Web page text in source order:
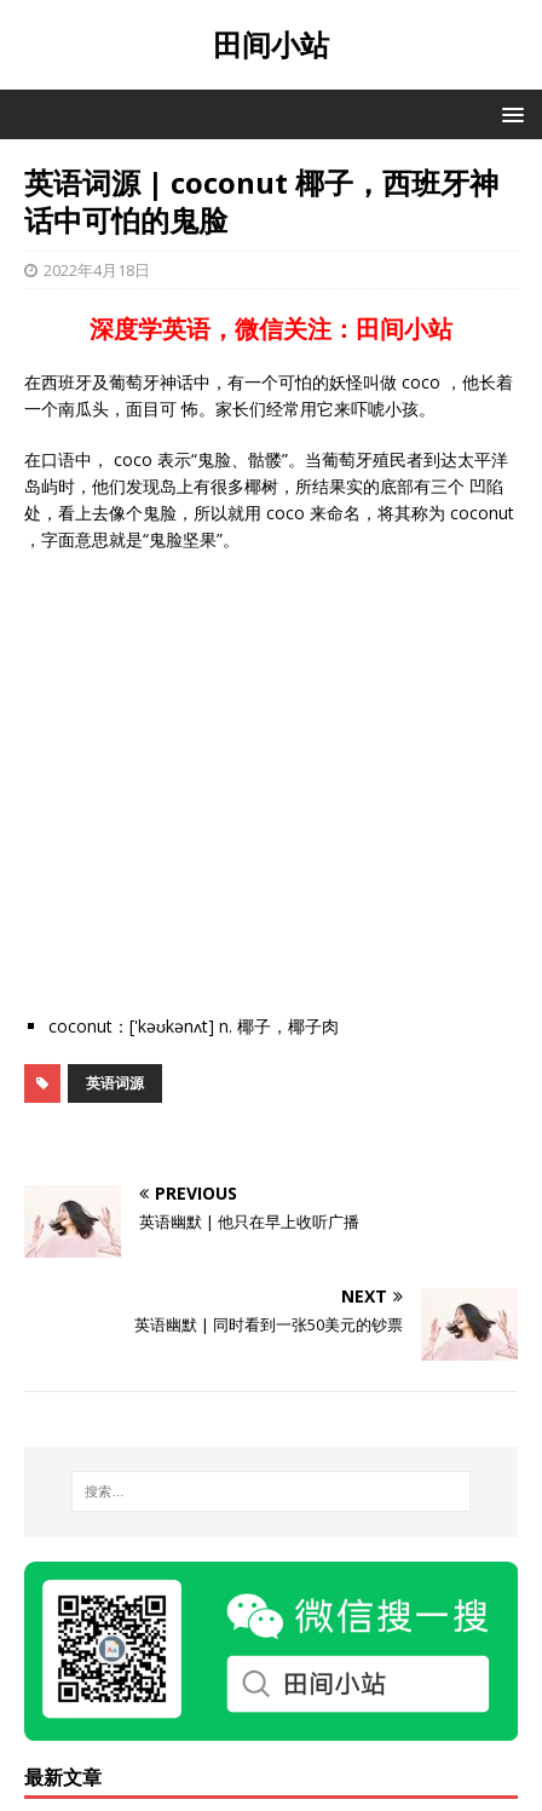
田间小站
英语词源 | coconut 椰子，西班牙神
话中可怕的鬼脸
2022年4月18日
深度学英语，微信关注：田间小站
在西班牙及葡萄牙神话中，有一个可怕的妖怪叫做 coco ，他长着
一个南瓜头，面目可 怖。家长们经常用它来吓唬小孩。
在口语中， coco 表示“鬼脸、骷髅”。当葡萄牙殖民者到达太平洋
岛屿时，他们发现岛上有很多椰树，所结果实的底部有三个 凹陷
处，看上去像个鬼脸，所以就用 coco 来命名，将其称为 coconut
，字面意思就是“鬼脸坚果”。
coconut：['kəʊkənʌt] n. 椰子，椰子肉
英语词源
PREVIOUS
英语幽默 | 他只在早上收听广播
NEXT
英语幽默 | 同时看到一张50美元的钞票
最新文章